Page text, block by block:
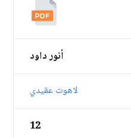
أنور داود
لاهوت عقيدي
12